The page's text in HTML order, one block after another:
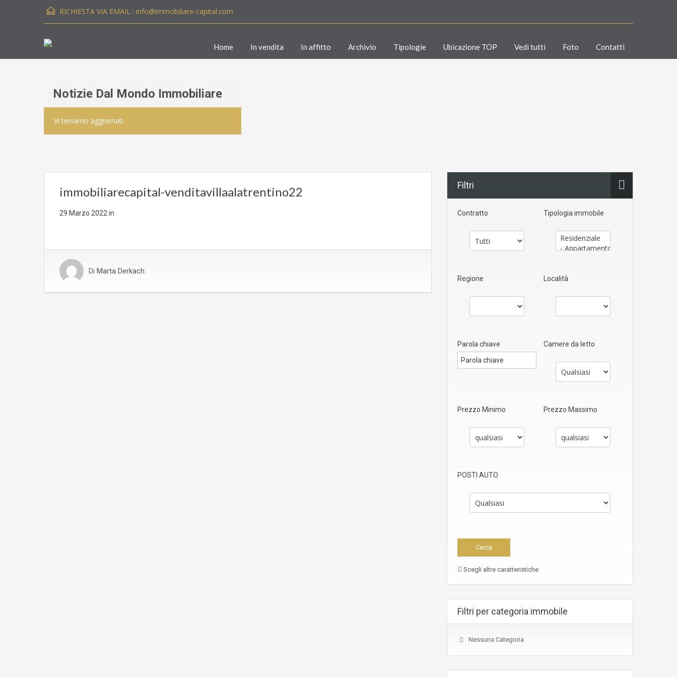
RICHIESTA VIA EMAIL : info@immobiliare-capital.com
Home In vendita In affitto Archivio Tipologie Ubicazione TOP Vedi tutti Foto Contatti
Notizie Dal Mondo Immobiliare
Vi teniamo aggiornati
immobiliarecapital-venditavillaalatrentino22
29 Marzo 2022 in
Di Marta Derkach
Filtri
Contratto Tipologia immobile
Regione Località
Parola chiave Camere da letto
Prezzo Minimo Prezzo Massimo
POSTI AUTO
Scegli altre caratteristiche
Filtri per categoria immobile
Nessuna Categoria